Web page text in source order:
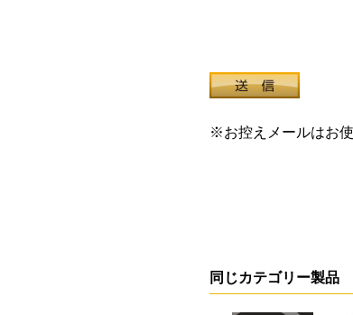
※お控えメールはお
同じカテゴリー製品